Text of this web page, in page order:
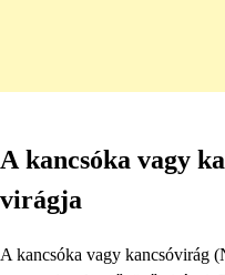
A kancsóka vagy
virágja
A kancsóka vagy kancsóvirág